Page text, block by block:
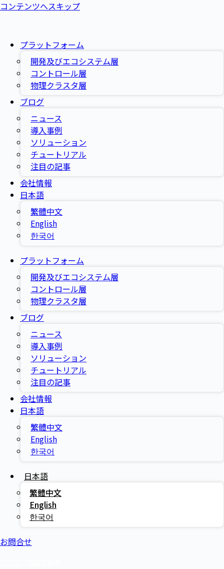
コンテンツへスキップ
プラットフォーム
開発及びエコシステム層
コントロール層
物理クラスタ層
ブログ
ニュース
導入事例
ソリューション
チュートリアル
注目の記事
会社情報
日本語
繁體中文
English
한국어
プラットフォーム
開発及びエコシステム層
コントロール層
物理クラスタ層
ブログ
ニュース
導入事例
ソリューション
チュートリアル
注目の記事
会社情報
日本語
繁體中文
English
한국어
日本語
繁體中文
English
한국어
お問合せ